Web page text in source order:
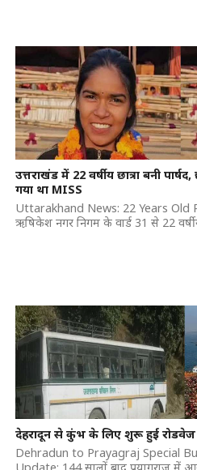
उत्तराखंड में 22 वर्षीय छात्रा बनी
गया था MISS
Uttarakhand News: 22 Years Old
ऋषिकेश नगर निगम के वार्ड 31 से 22
देहरादून से कुंभ के लिए शुरू हुई रोडवेज
Dehradun to Prayagraj Special